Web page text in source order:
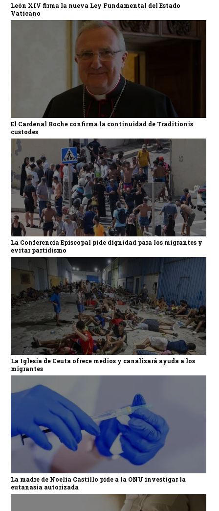
León XIV firma la nueva Ley Fundamental del Estado
Vaticano
El Cardenal Roche confirma la continuidad de Traditionis
custodes
La Conferencia Episcopal pide dignidad para los migrantes y
evitar partidismo
La Iglesia de Ceuta ofrece medios y canalizará ayuda a los
migrantes
La madre de Noelia Castillo pide a la ONU investigar la
eutanasia autorizada